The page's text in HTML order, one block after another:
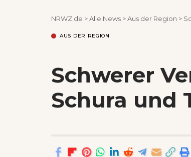
NRWZ.de >Alle News >Aus der Region >
AUS DER REGION
Schwerer
Schura und